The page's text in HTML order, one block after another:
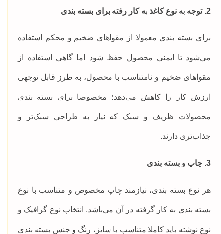
2. توجه به نوع کاغذ به کار رفته برای بسته بندی
برای بسته بندی معمولا از مقواهای ضخیم و محکم استفاده
می‌شود تا ایمنی محصول حفظ شود اما گاهی استفاده از
مقواهای ضخیم و نامتناسب با محصول، به طرز قابل توجهی
ارزش کار را کاهش می‌دهد؛ مخصوصا برای بسته بندی
محصولات ظریف و سبک که نیاز به طراحی سبک‌تر و
جذاب‌تری دارند.
3. چاپ و بسته بندی
هر نوع بسته بندی، نیازمند چاپ مخصوص و متناسب با نوع
بسته بندی به کار گرفته در آن می‌باشد. انتخاب نوع گرافیک و
نوع نوشته باید کاملا متناسب با سایز، رنگ و جنس بسته بندی